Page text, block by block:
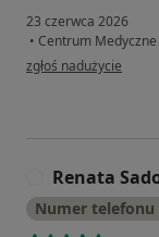
23 czerwca 2026
• Centrum
w opinii użytkownika
zgłoś nadużycie
Renata
Numer